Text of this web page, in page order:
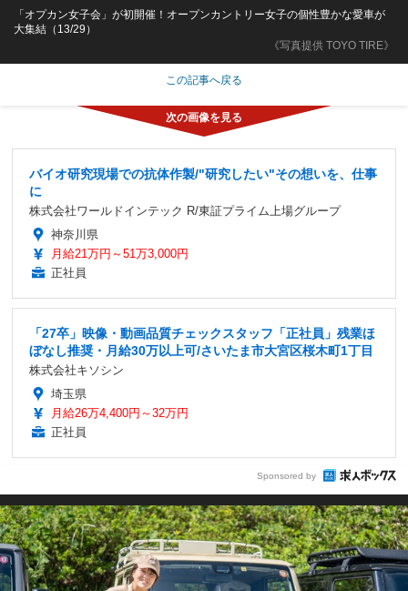
《写真提供 TOYO TIRE》
「オプカン女子会」が初開催！オープンカントリー女子の個性豊かな愛車が
大集結（13/29）
この記事へ戻る
バイオ研究現場での抗体作製/"研究したい"その想いを、仕事
に
株式会社ワールドインテック R/東証プライム上場グループ
神奈川県
月給21万円～51万3,000円
正社員
「27卒」映像・動画品質チェックスタッフ「正社員」残業ほ
ぼなし推奨・月給30万以上可/さいたま市大宮区桜木町1丁目
株式会社キソシン
埼玉県
月給26万4,400円～32万円
正社員
Sponsored by